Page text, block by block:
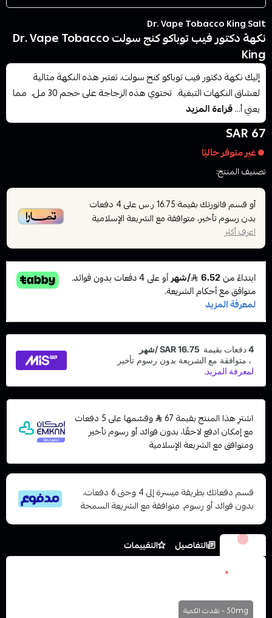
Dr. Vape Tobacco King Salt
نكهة دكتور فيب توباكو كنج سولت Dr. Vape Tobacco
King
إليك نكهة دكتور فيب توباكو كنج سولت، تعتبر هذه النكهة مثالية
لعشاق النكهات التبغية. تحتوي هذه الزجاجة على حجم 30 مل، مما
يعني أ...قراءة المزيد
67 SAR
غير متوفر حاليًا
تصنيف المنتج:
أو قسم فاتورتك بقيمة 16.75 ر.س على4 دفعات
بدون رسوم تأخير، متوافقة مع الشريعة الإسلامية
اعرف أكثر
اشترِ هذا المنتج بقيمة 67
وقسّمها على 5 دفعات
مع إمكان ادفع لاحقًا، بدون فوائد أو رسوم تأخير
ومتوافق مع الشريعة الإسلامية
قسم دفعاتك بطريقة ميسرة إلى 4 وحتى 6 دفعات،
بدون فوائد أو رسوم. متوافقة مع الشريعة السمحة
الخيارات التفاصيل
التقييمات
*
50mg - نفدت الكمية